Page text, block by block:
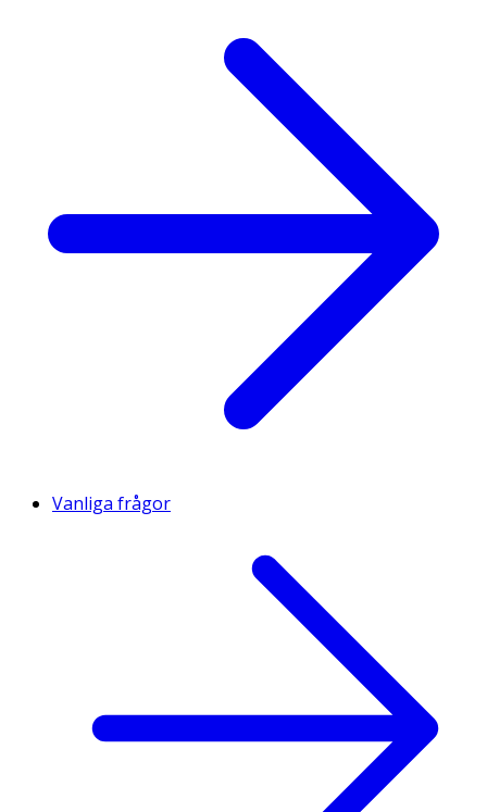
Vanliga frågor